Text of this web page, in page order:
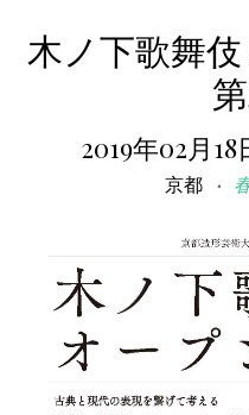
木ノ下歌舞
2019年02月
京都